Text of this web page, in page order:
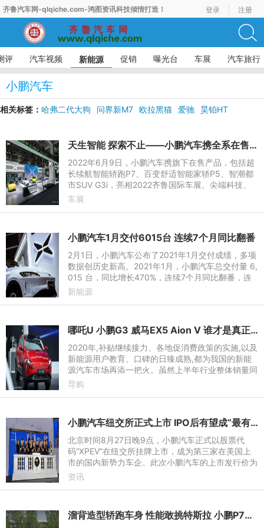
齐鲁汽车网-qlqiche.com-鸿图资讯科技倾情打造！ 登录 注册
评 汽车视频 新能源 促销 曝光台 车展 汽车旅行
小鹏汽车
相关标签： 哈弗二代大狗 问界新M7 欧拉黑猫 爱驰 昊铂HT
天生智能 探索不止——小鹏汽车携全系在售车型亮相齐鲁车展
2022年6月9日，小鹏汽车携旗下在售产品，包括超
长续航智能轿跑P7、百变舒适智能家轿P5、智潮都
市SUV G3i，亮相2022齐鲁国际车展。尖端科技、
前瞻设计以及全新的展台布置风格都足以让大众眼前
车展
小鹏汽车1月交付6015台 连续7个月同比翻番
2月1日，小鹏汽车公布了2021年1月交付成绩，多项
数据创历史新高。2021年1月，小鹏汽车总交付量 6,
015 台，同比增长470%，连续7个月同比翻番，连
续第三个月创历史最好月交付成绩。小鹏P7单月交
新能源
哪吒U 小鹏G3 威马EX5 Aion V 谁才是真正的紧凑型SUV王者？
2020年,补贴继续接力、各地促消费政策的实施,以及
新能源用户教育、口碑的日臻成熟,都为我国的新能
源汽车市场再添一把火。虽然上半年行业整体销量同
比下跌近四成,但是局势也在7月开始扭转,销量增速
导购
小鹏汽车纽交所正式上市 IPO后有望成“最有钱”新势力
北京时间8月27日晚9点，小鹏汽车正式以股票代
码“XPEV”在纽交所挂牌上市，成为第三家在美国上
市的国内新势力车企。此次小鹏汽车的上市发行价为
15美元/ADS，总计发行9973万股美国存托股票（A
资讯
溜背造型轿跑车身 性能敢挑特斯拉 小鹏P7试驾记